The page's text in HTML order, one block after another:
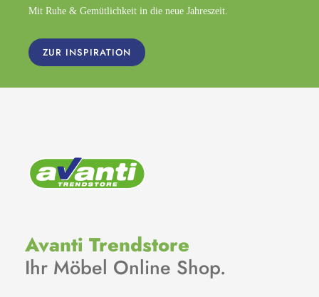
Mit Ruhe & Gemütlichkeit in die neue Jahreszeit.
ZUR INSPIRATION
Avanti Trendstore
Ihr Möbel Online Shop.